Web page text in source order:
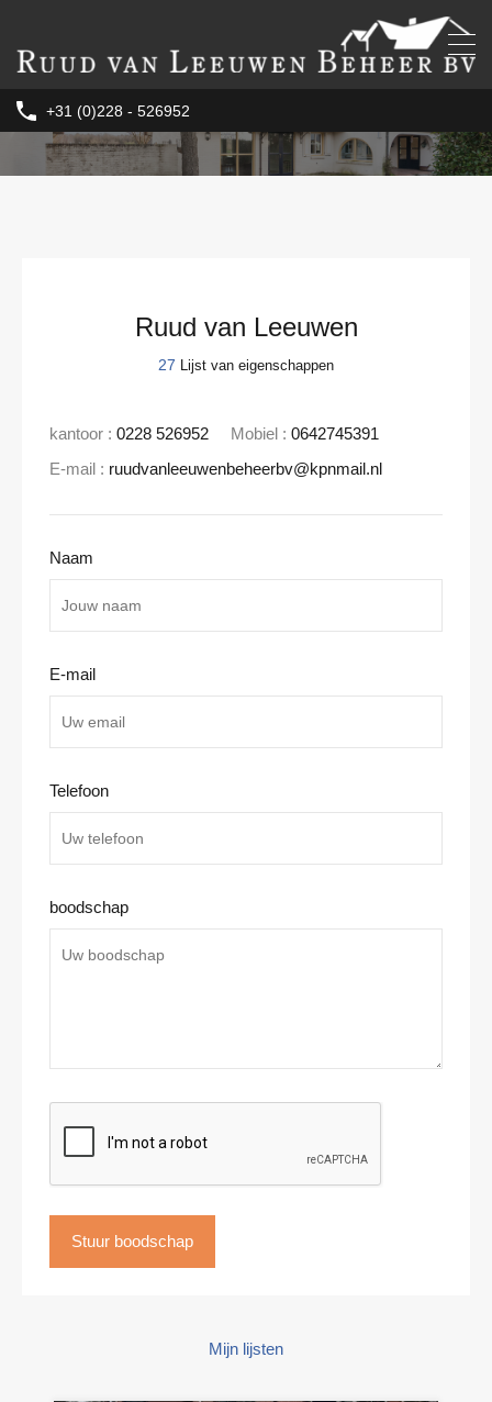
+31 (0)228 - 526952
Ruud van Leeuwen
27 Lijst van eigenschappen
kantoor : 0228 526952 Mobiel : 0642745391
E-mail : ruudvanleeuwenbeheerbv@kpnmail.nl
Naam
E-mail
Telefoon
boodschap
Mijn lijsten